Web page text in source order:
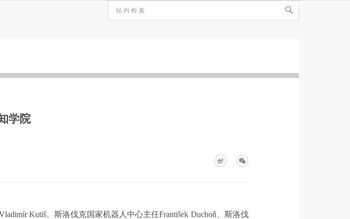
学院
Kutiš、斯洛伐克国家机器人中心主任František Duchoň、斯洛伐